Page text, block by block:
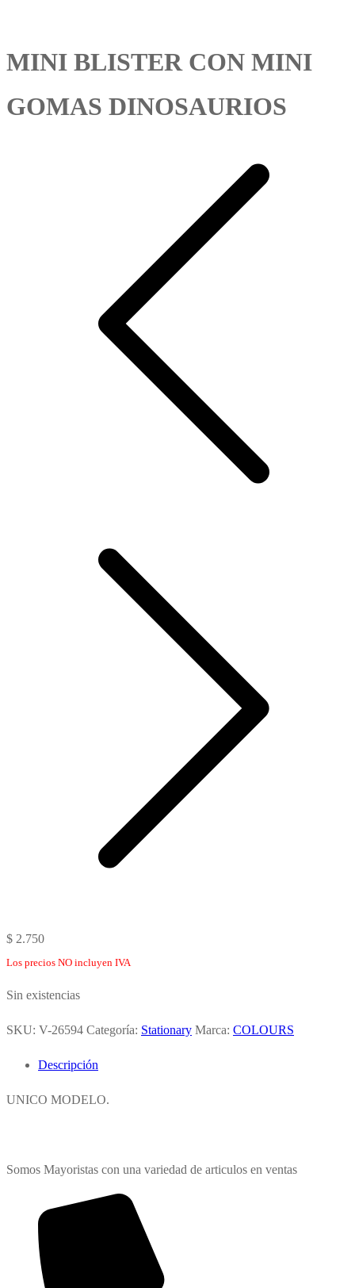
MINI BLISTER CON MINI
GOMAS DINOSAURIOS
$ 2.750
Los precios NO incluyen IVA
Sin existencias
SKU: V-26594 Categoría: Stationary Marca: COLOURS
Descripción
UNICO MODELO.
Somos Mayoristas con una variedad de articulos en ventas